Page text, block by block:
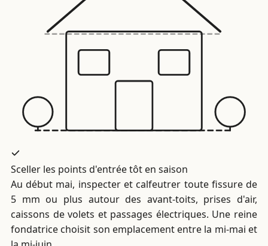
Sceller les points d'entrée tôt en saison
Au début mai, inspecter et calfeutrer toute fissure de
5 mm ou plus autour des avant-toits, prises d'air,
caissons de volets et passages électriques. Une reine
fondatrice choisit son emplacement entre la mi-mai et